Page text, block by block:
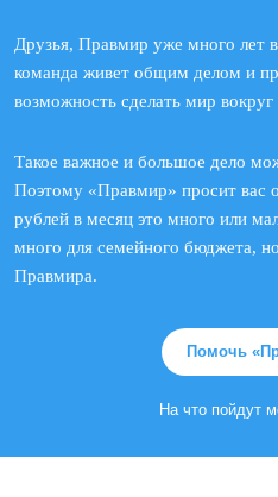
Друзья, Правмир уже много лет
команда живет общим делом и
возможность сделать мир
Такое важное и большое дело
Поэтому «Правмир» просит вас
рублей в месяц это много или
много для семейного бюджета,
Правмира.
Помочь
На что пойдут